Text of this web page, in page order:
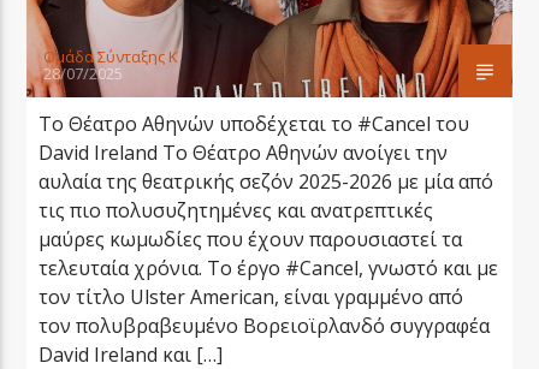
Oμάδα Σύνταξης Κ
28/07/2025
Το Θέατρο Αθηνών υποδέχεται το #Cancel του
David Ireland Το Θέατρο Αθηνών ανοίγει την
αυλαία της θεατρικής σεζόν 2025-2026 με μία από
τις πιο πολυσυζητημένες και ανατρεπτικές
μαύρες κωμωδίες που έχουν παρουσιαστεί τα
τελευταία χρόνια. Το έργο #Cancel, γνωστό και με
τον τίτλο Ulster American, είναι γραμμένο από
τον πολυβραβευμένο Βορειοϊρλανδό συγγραφέα
David Ireland και […]